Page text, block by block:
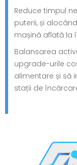
Reduce timpul
puterii, și
mașină aflată la
Balansarea
upgrade-urile
alimentare și să
stații de